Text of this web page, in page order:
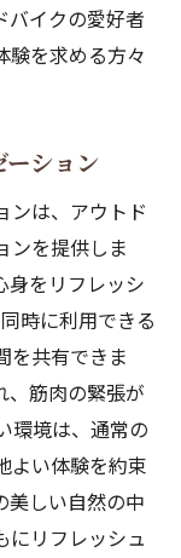
バイクの愛好者
験を求める方々
ション
ンは、アウトド
ンを提供しま
身をリフレッシ
時に利用できる
を共有できま
、筋肉の緊張が
環境は、通常の
よい体験を約束
美しい自然の中
にリフレッシュ